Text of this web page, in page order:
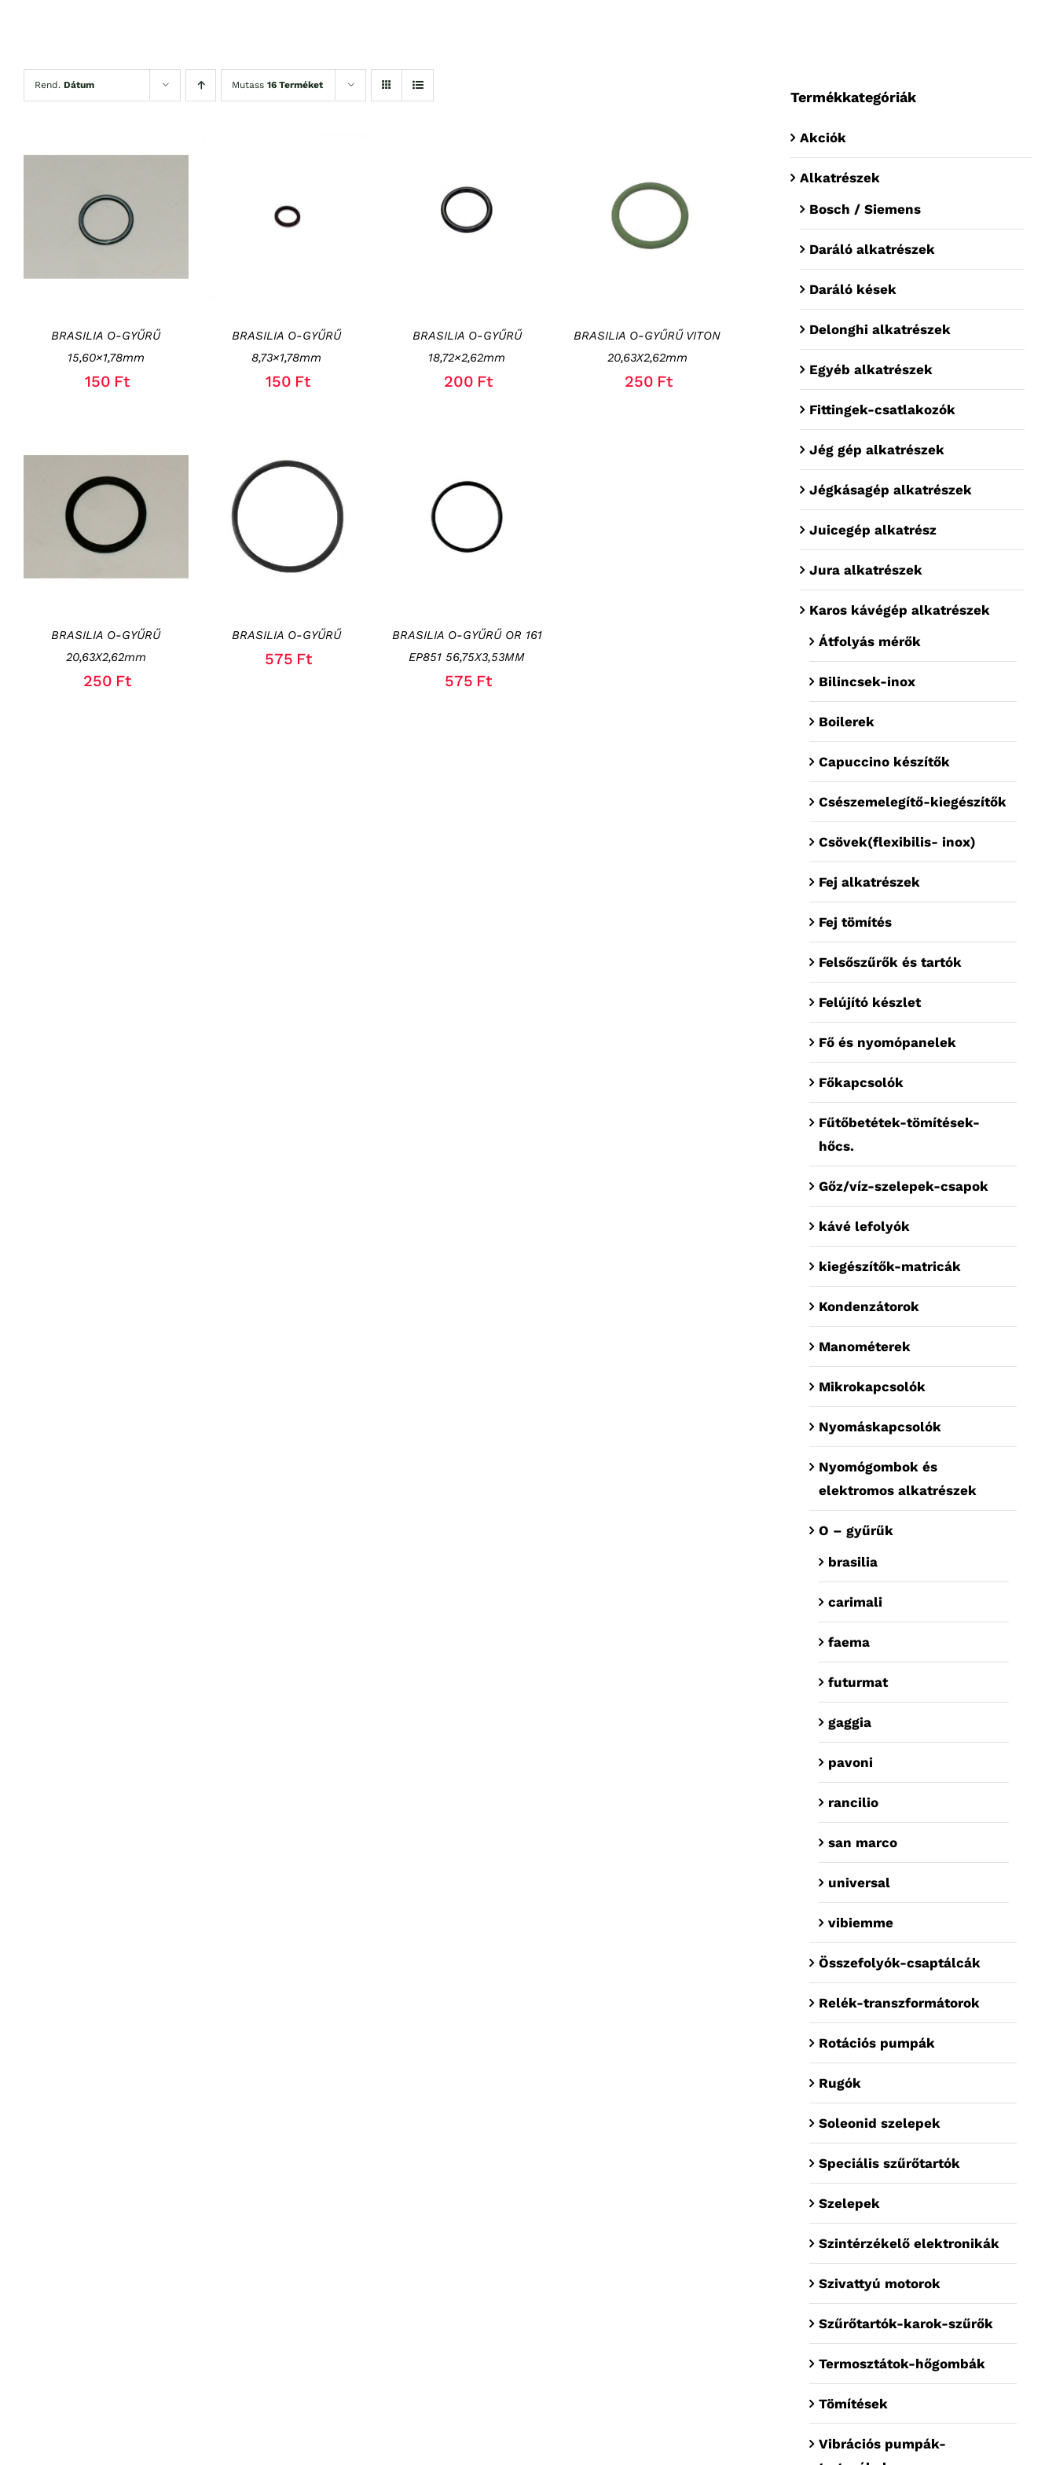
Rend. Dátum Mutass 16 Terméket
KOSÁRBA TESZEM
RÉSZLETEK
BRASILIA O-GYŰRŰ
15,60×1,78mm
150 Ft
KOSÁRBA TESZEM
RÉSZLETEK
BRASILIA O-GYŰRŰ
8,73×1,78mm
150 Ft
KOSÁRBA TESZEM
RÉSZLETEK
BRASILIA O-GYŰRŰ
18,72×2,62mm
200 Ft
KOSÁRBA TESZEM
RÉSZLETEK
BRASILIA O-GYŰRŰ VITON
20,63X2,62mm
250 Ft
KOSÁRBA TESZEM
RÉSZLETEK
BRASILIA O-GYŰRŰ
20,63X2,62mm
250 Ft
KOSÁRBA TESZEM
/
BRASILIA O-GYŰRŰ
575 Ft
KOSÁRBA TESZEM
RÉSZLETEK
BRASILIA O-GYŰRŰ OR 161
EP851 56,75X3,53MM
575 Ft
Termékkategóriák
Akciók
Alkatrészek
Bosch / Siemens
Daráló alkatrészek
Daráló kések
Delonghi alkatrészek
Egyéb alkatrészek
Fittingek-csatlakozók
Jég gép alkatrészek
Jégkásagép alkatrészek
Juicegép alkatrész
Jura alkatrészek
Karos kávégép alkatrészek
Átfolyás mérők
Bilincsek-inox
Boilerek
Capuccino készítők
Csészemelegítő-kiegészítők
Csövek(flexibilis- inox)
Fej alkatrészek
Fej tömítés
Felsőszűrők és tartók
Felújító készlet
Fő és nyomópanelek
Főkapcsolók
Fűtőbetétek-tömítések-
hőcs.
Gőz/víz-szelepek-csapok
kávé lefolyók
kiegészítők-matricák
Kondenzátorok
Manométerek
Mikrokapcsolók
Nyomáskapcsolók
Nyomógombok és
elektromos alkatrészek
O – gyűrűk
brasilia
carimali
faema
futurmat
gaggia
pavoni
rancilio
san marco
universal
vibiemme
Összefolyók-csaptálcák
Relék-transzformátorok
Rotációs pumpák
Rugók
Soleonid szelepek
Speciális szűrőtartók
Szelepek
Szintérzékelő elektronikák
Szivattyú motorok
Szűrőtartók-karok-szűrők
Termosztátok-hőgombák
Tömítések
Vibrációs pumpák-